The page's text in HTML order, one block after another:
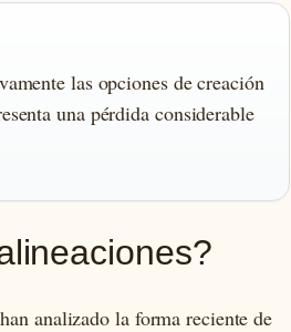
las opciones de creación
una pérdida considerable
analizado la forma reciente de